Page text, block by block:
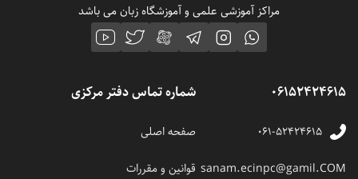
06152424615
۰۶۱-۵۲۴۲۴۶۱۵
sanam.ecinpc@gamil.COM
مراکز آموزشی علمی و آموزشگاه زبان می باشد
شماره تماس دفتر مرکزی
صفحه اصلی
قوانین و مقررات